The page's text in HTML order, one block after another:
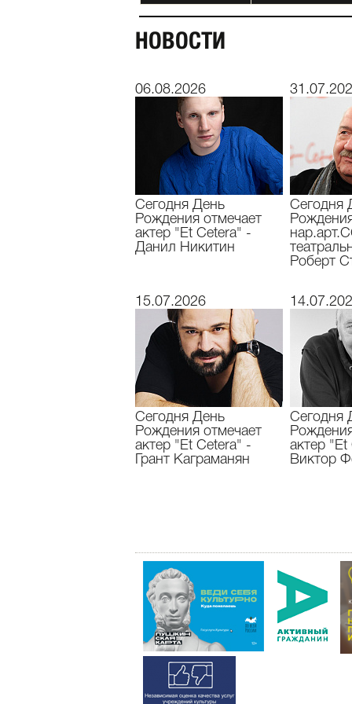
НОВОСТИ
06.08.2026
Сегодня День
Рождения отмечает
актер "Et Cetera" -
Данил Никитин
Сегодня
Роберт
15.07.2026
Сегодня День
Рождения отмечает
актер "Et Cetera" -
Грант Каграманян
Сегодня
актер "Et
Виктор